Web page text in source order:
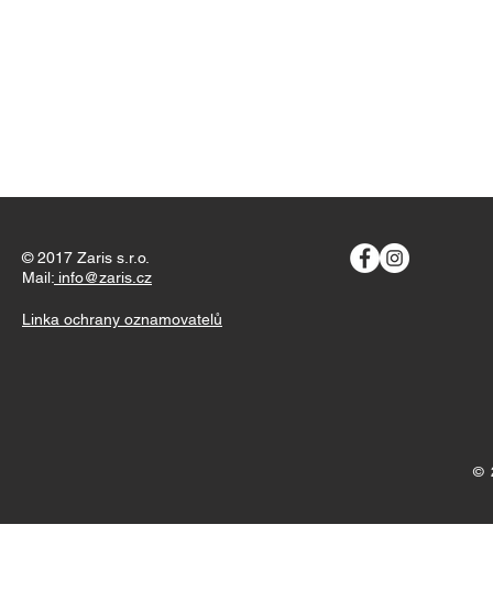
© 2017 Zaris s.r.o.
Mail: info@zaris.cz
Linka ochrany oznamovatelů
©